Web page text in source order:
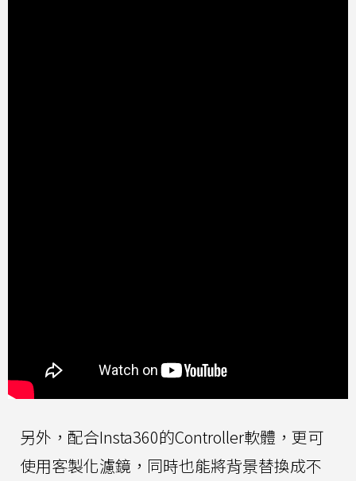
另外，配合Insta360的Controller軟體，更可
使用客製化濾鏡，同時也能將背景替換成不